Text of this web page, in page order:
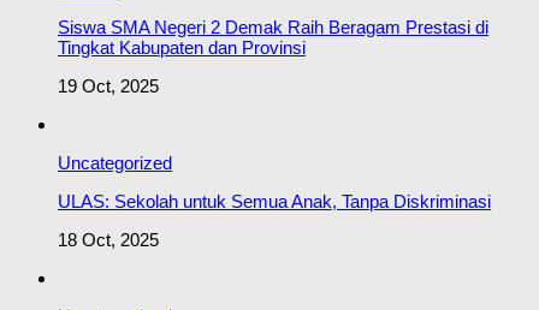
Siswa SMA Negeri 2 Demak Raih Beragam Prestasi di
Tingkat Kabupaten dan Provinsi
19 Oct, 2025
Uncategorized
ULAS: Sekolah untuk Semua Anak, Tanpa Diskriminasi
18 Oct, 2025